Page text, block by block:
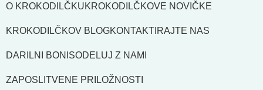
O KROKODILČKUKROKODILČKOVE NOVIČKE
KROKODILČKOV BLOGKONTAKTIRAJTE NAS
DARILNI BONI SODELUJ Z NAMI
ZAPOSLITVENE PRILOŽNOSTI